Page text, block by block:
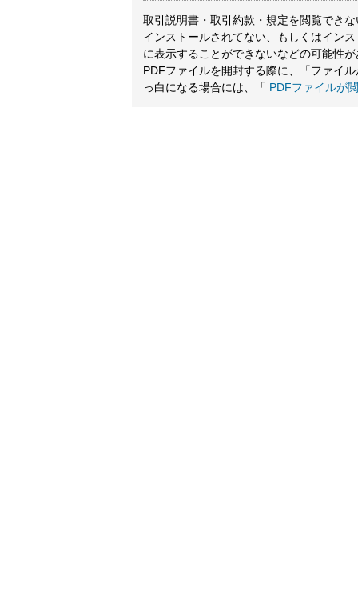
取引説明書・取引約款・規定を閲覧でき
インストールされてない、もしくはイン
に表示することができないなどの可能性
PDFファイルを開封する際に、「ファイ
っ白になる場合には、「 PDFファイルが